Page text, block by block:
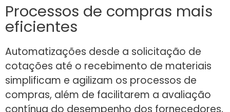
Processos de compras mais
eficientes
Automatizações desde a solicitação de
cotações até o recebimento de materiais
simplificam e agilizam os processos de
compras, além de facilitarem a avaliação
contínua do desempenho dos fornecedores,